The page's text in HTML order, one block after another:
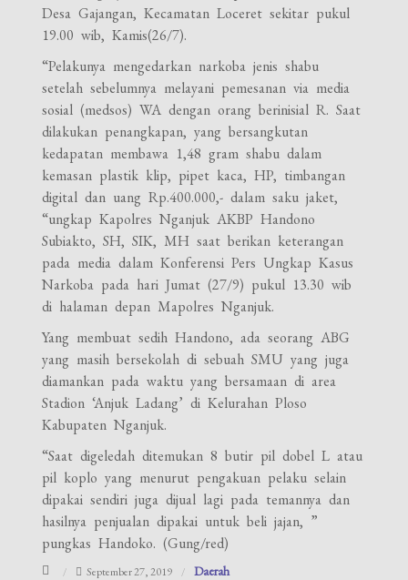
Desa Gajangan, Kecamatan Loceret sekitar pukul
19.00 wib, Kamis(26/7).
“Pelakunya mengedarkan narkoba jenis shabu
setelah sebelumnya melayani pemesanan via media
sosial (medsos) WA dengan orang berinisial R. Saat
dilakukan penangkapan, yang bersangkutan
kedapatan membawa 1,48 gram shabu dalam
kemasan plastik klip, pipet kaca, HP, timbangan
digital dan uang Rp.400.000,- dalam saku jaket,
“ungkap Kapolres Nganjuk AKBP Handono
Subiakto, SH, SIK, MH saat berikan keterangan
pada media dalam Konferensi Pers Ungkap Kasus
Narkoba pada hari Jumat (27/9) pukul 13.30 wib
di halaman depan Mapolres Nganjuk.
Yang membuat sedih Handono, ada seorang ABG
yang masih bersekolah di sebuah SMU yang juga
diamankan pada waktu yang bersamaan di area
Stadion ‘Anjuk Ladang’ di Kelurahan Ploso
Kabupaten Nganjuk.
“Saat digeledah ditemukan 8 butir pil dobel L atau
pil koplo yang menurut pengakuan pelaku selain
dipakai sendiri juga dijual lagi pada temannya dan
hasilnya penjualan dipakai untuk beli jajan, ”
pungkas Handoko. (Gung/red)
September 27, 2019 Daerah